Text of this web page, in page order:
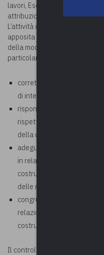
lavori, Esecuzione d’ufficio,
attribuzione.
L’attività di controllo per i
apposita istruttoria, volta a
della modulistica e della
particolare riguardo a:
correttezza della
di intervento
rispondenza e
rispetto a quanto previsto
della documentazione”
adeguatezza degli
in relazione all’intervento
costruzioni ed alla
delle norme geologiche di
congruità delle ipotesi e
relazione all’intervento,
costruzioni (N.T.C. 2008).
Il controllo può essere svolto